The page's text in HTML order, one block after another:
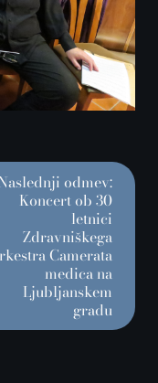
odmev:
Koncert ob 30
letnici
Zdravniškega
Camerata
medica na
Ljubljanskem
gradu